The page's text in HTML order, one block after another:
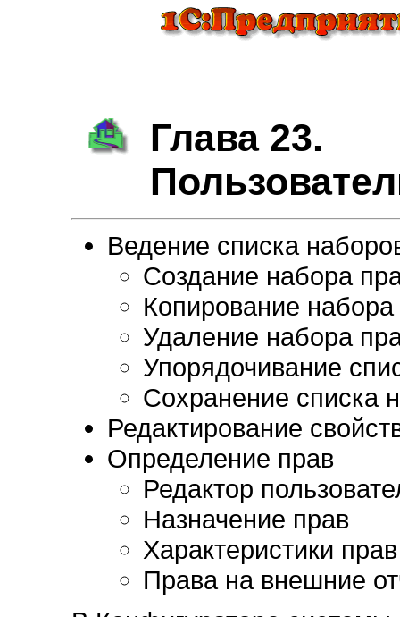
Глава 23.
Ведение списка
Создание набора
Копирование набора
Удаление набора
Упорядочивание
Сохранение списка
Редактирование
Определение прав
Редактор
Назначение прав
Характеристики прав
Права на внешние